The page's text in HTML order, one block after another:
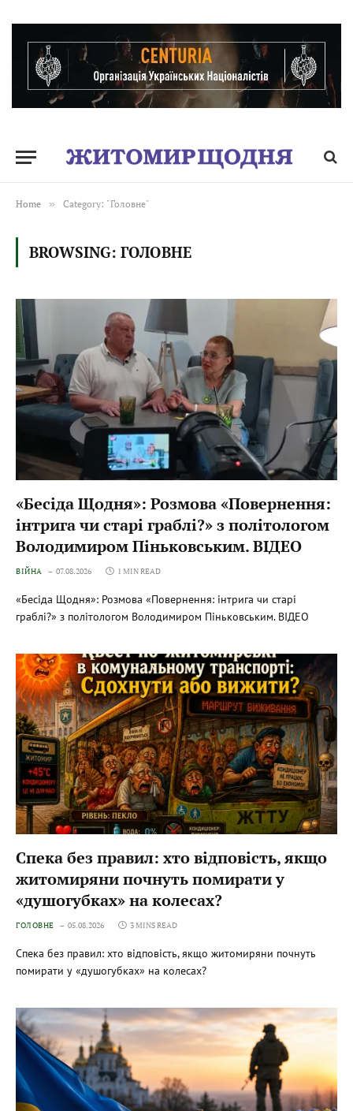
Home » Category: "Головне"
BROWSING: ГОЛОВНЕ
«Бесіда Щодня»: Розмова «Повернення:
інтрига чи старі граблі?» з політологом
Володимиром Піньковським. ВІДЕО
ВІЙНА 07.08.2026 1 MIN READ
«Бесіда Щодня»: Розмова «Повернення: інтрига чи старі
граблі?» з політологом Володимиром Піньковським. ВІДЕО
Спека без правил: хто відповість, якщо
житомиряни почнуть помирати у
«душогубках» на колесах?
ГОЛОВНЕ 05.08.2026 3 MINS READ
Спека без правил: хто відповість, якщо житомиряни почнуть
помирати у «душогубках» на колесах?